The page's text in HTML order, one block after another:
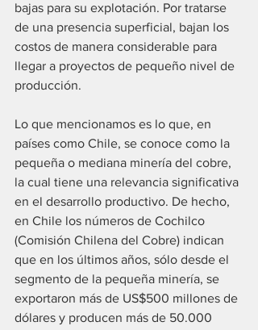
bajas para su explotación. Por tratarse
de una presencia superficial, bajan los
costos de manera considerable para
llegar a proyectos de pequeño nivel de
producción.
Lo que mencionamos es lo que, en
países como Chile, se conoce como la
pequeña o mediana minería del cobre,
la cual tiene una relevancia significativa
en el desarrollo productivo. De hecho,
en Chile los números de Cochilco
(Comisión Chilena del Cobre) indican
que en los últimos años, sólo desde el
segmento de la pequeña minería, se
exportaron más de US$500 millones de
dólares y producen más de 50.000